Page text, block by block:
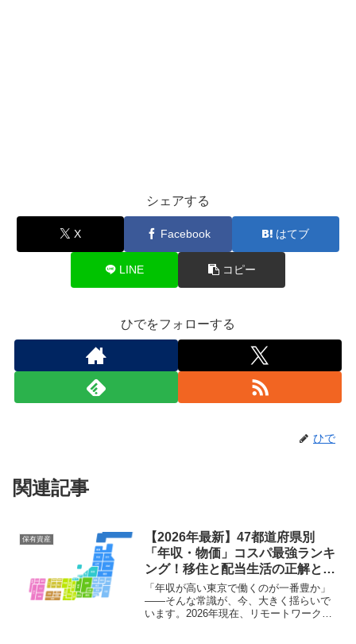
シェアする
X Facebook はてブ
LINE コピー
ひでをフォローする
ひで
関連記事
保有資産
【2026年最新】47都道府県別
「年収・物価」コスパ最強ランキ
ング！移住と配当生活の正解と
は？
「年収が高い東京で働くのが一番豊か」
――そんな常識が、今、大きく揺らいで
います。2026年現在、リモートワークの